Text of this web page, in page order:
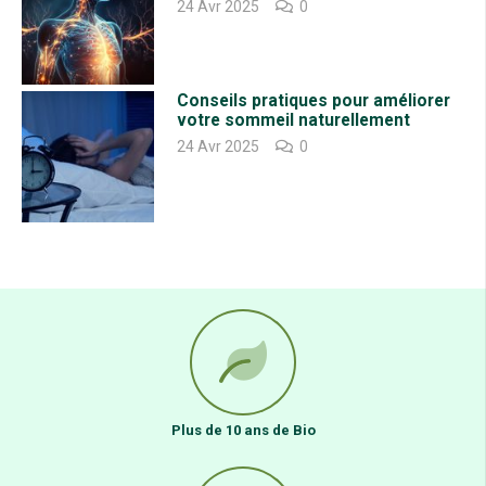
édulcorants keto sont qualifiés de paléo, mais il est certain que les
édulcorants paléo ne sont pas qualifiés de keto.
LES MEILLEURS ÉDULCORANTS KETO
Un bon édulcorant adapté au régime kéto est un édulcorant à faible
teneur en glucides ou sans glucides, peu ou pas calorique, aussi
naturel que possible et (idéalement) sucré sans arrière-goût amer.
Chacun est différent en matière de goût – certaines personnes
apprécient le goût amer alors que d’autres ne l’apprécient pas.
Les édulcorants d’origine végétale comprennent la stévia (une herbe),
le monk fruit (un fruit) et le sirop de yacon (une racine).Les alcools de
Veuillez noter qu’il existe d’autres alcools de sucre qui ne sont pas
compatibles avec la cétose. Le maltitol, le sorbitol et le mannitol sont
tous déconseillés dans le cadre du régime keto, car il a été démontré
qu’ils augmentent la glycémie.
La stévia est un édulcorant sans calories et à faible teneur en glucides,
fabriqué à partir d’une plante feuillue très douce (la stévia), que vous
24 Avr 2025 0
Conseils pratiques pour améliorer
votre sommeil naturellement
24 Avr 2025 0
Plus de 10 ans de Bio